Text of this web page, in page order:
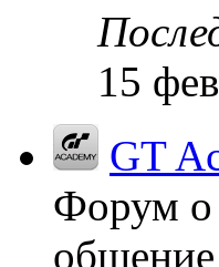
15
GT
Форум о